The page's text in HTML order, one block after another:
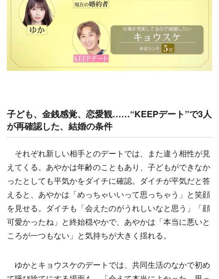
子ども、金銭感覚、恋愛観……“KEEPデート”で3人
が再確認した、結婚の条件
それぞれ新しい相手とのデートでは、また違う相性が見
えてくる。あやかは年齢のこともあり、子どもができなか
ったとしても平気かをダイチに確認。ダイチが平気だと答
えると、あやかは「めっちゃいいって思っちゃう」と笑顔
を見せる。ダイチも「会えたのがうれしいなと思う」「顔
可愛かったね」と終始穏やかで、あやかは「本当に悪いと
ころが一つもない」と気持ちが大きく揺れる。
ゆかとキョウスケのデートでは、共同生活のなかで初め